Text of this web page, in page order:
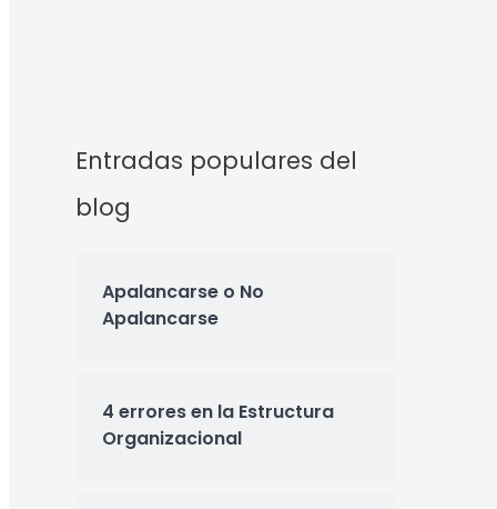
Entradas populares del
blog
Apalancarse o No
Apalancarse
4 errores en la Estructura
Organizacional